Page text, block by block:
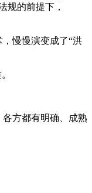
规的前提下，
慢慢演变成了“洪
方都有明确、成熟